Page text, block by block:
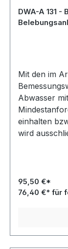
DWA-A 131
Mit den im
Abwasser
einhalten
wird
95,50 €*
76,40 €* für